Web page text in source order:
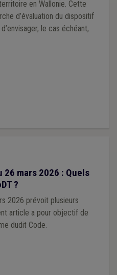
en Wallonie. Cette
d’évaluation du dispositif
le cas échéant,
mars 2026 : Quels
?
2026 prévoit plusieurs
article a pour objectif de
dudit Code.